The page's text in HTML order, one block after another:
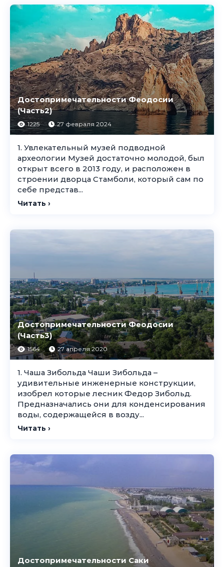
Достопримечательности Феодосии
(Часть2)
1225 27 февраля 2024
1. Увлекательный музей подводной
археологии Музей достаточно молодой, был
открыт всего в 2013 году, и расположен в
строении дворца Стамболи, который сам по
себе представ...
Читать ›
Достопримечательности Феодосии
(Часть3)
1564 27 апреля 2020
1. Чаша Зибольда Чаши Зибольда –
удивительные инженерные конструкции,
изобрел которые лесник Федор Зибольд.
Предназначались они для конденсирования
воды, содержащейся в возду...
Читать ›
Достопримечательности Саки